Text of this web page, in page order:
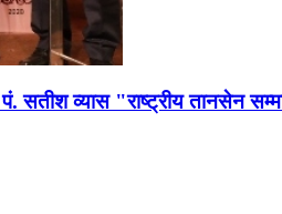
सतीश व्यास "राष्ट्रीय तानसेन